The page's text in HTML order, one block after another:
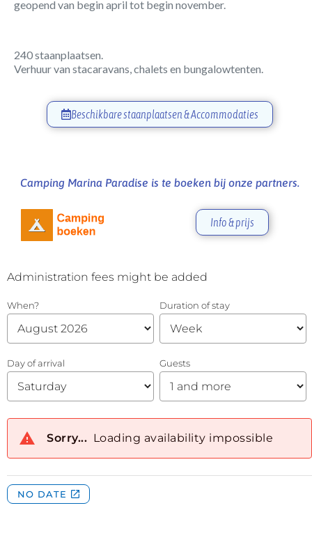
geopend van begin april tot begin november.
240 staanplaatsen.
Verhuur van stacaravans, chalets en bungalowtenten.
Beschikbare staanplaatsen & Accommodaties
Camping Marina Paradise is te boeken bij onze partners.
Info & prijs